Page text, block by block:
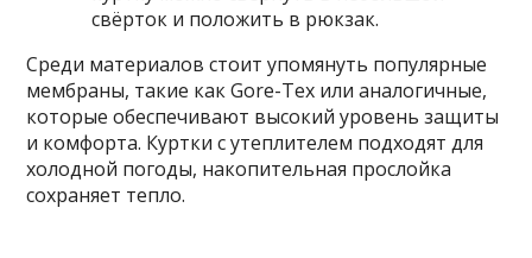
свёрток и положить в рюкзак.
Среди материалов стоит упомянуть популярные
мембраны, такие как Gore-Tex или аналогичные,
которые обеспечивают высокий уровень защиты
и комфорта. Куртки с утеплителем подходят для
холодной погоды, накопительная прослойка
сохраняет тепло.